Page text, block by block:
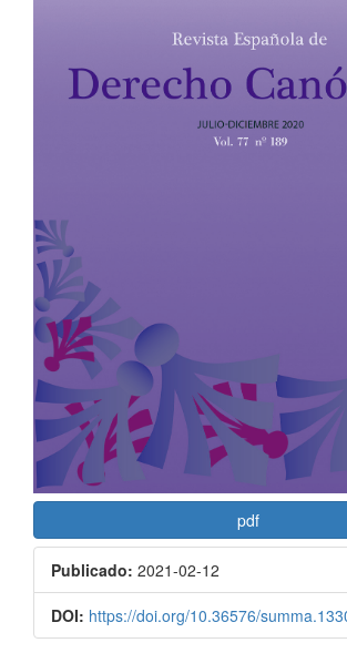
pdf
Publicado: 2021-02-12
DOI: https://doi.org/10.36576/